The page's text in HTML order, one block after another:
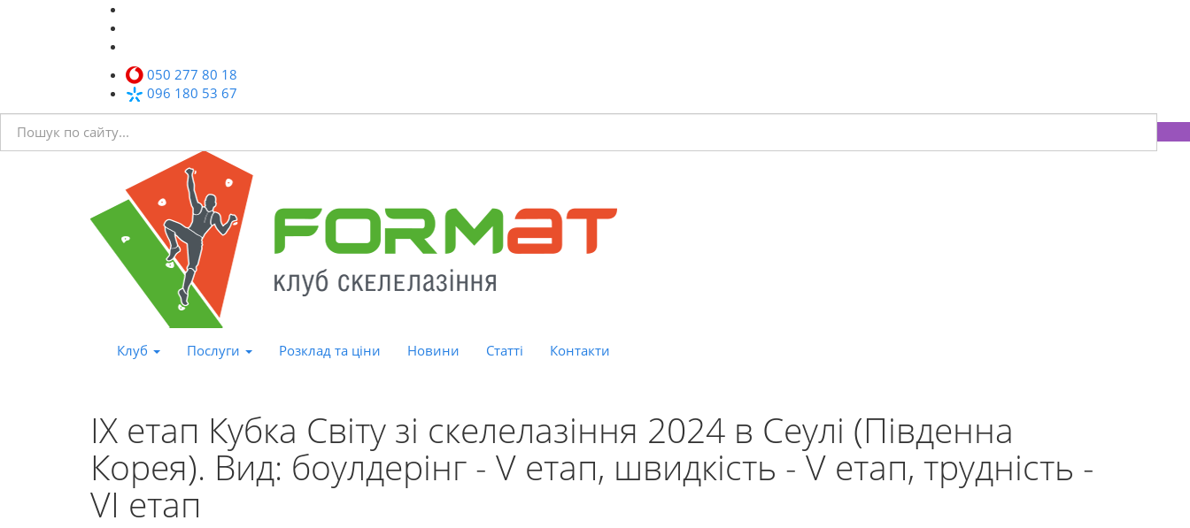
050 277 80 18
096 180 53 67
Клуб Послуги Розклад та ціни Новини Статті Контакти
IX етап Кубка Світу зі скелелазіння 2024 в Сеулі (Південна
Корея). Вид: боулдерінг - V етап, швидкість - V етап, трудність -
VI етап